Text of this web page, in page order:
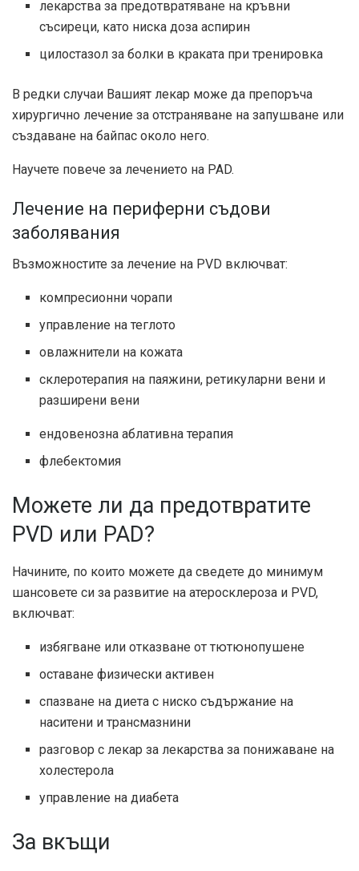
лекарства за предотвратяване на кръвни
съсиреци, като ниска доза аспирин
цилостазол за болки в краката при тренировка
В редки случаи Вашият лекар може да препоръча
хирургично лечение за отстраняване на запушване или
създаване на байпас около него.
Научете повече за лечението на PAD.
Лечение на периферни съдови
заболявания
Възможностите за лечение на PVD включват:
компресионни чорапи
управление на теглото
овлажнители на кожата
склеротерапия на паяжини, ретикуларни вени и
разширени вени
ендовенозна аблативна терапия
флебектомия
Можете ли да предотвратите
PVD или PAD?
Начините, по които можете да сведете до минимум
шансовете си за развитие на атеросклероза и PVD,
включват:
избягване или отказване от тютюнопушене
оставане физически активен
спазване на диета с ниско съдържание на
наситени и трансмазнини
разговор с лекар за лекарства за понижаване на
холестерола
управление на диабета
За вкъщи